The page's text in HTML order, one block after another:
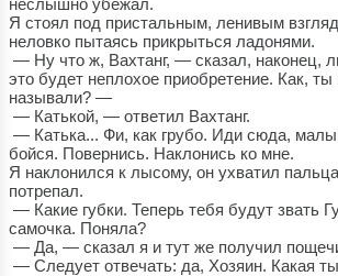
неслышно убежал.
Я стоял под пристальным, ленивым
неловко пытаясь прикрыться ладонями.
— Ну что ж, Вахтанг, — сказал, наконец,
это будет неплохое приобретение. Как, ты
называли? —
— Катькой, — ответил Вахтанг.
— Катька... Фи, как грубо. Иди сюда,
бойся. Повернись. Наклонись ко мне.
Я наклонился к лысому, он ухватил
потрепал.
— Какие губки. Теперь тебя будут звать
самочка. Поняла?
— Да, — сказал я и тут же получил
— Следует отвечать: да, Хозяин. Какая